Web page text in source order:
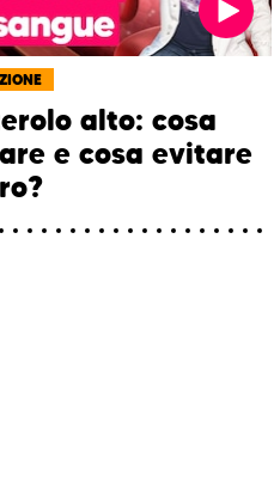
alto: cosa
e cosa evitare